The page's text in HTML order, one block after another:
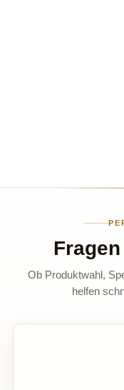
Ob Produktwahl,
helfen